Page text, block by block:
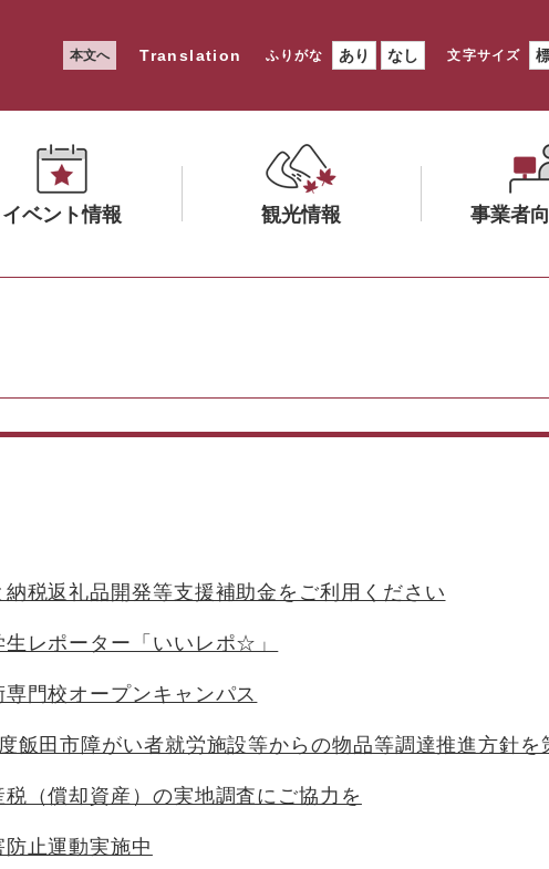
本文へ Translation ふりがな あり なし 文字サイズ
イベント情報 観光情報
を
事業者
を
納税返礼品開発等支援補助金をご利用ください
生レポーター「いいレポ☆」
門校オープンキャンパス
飯田市障がい者就労施設等からの物品等調達推進方針を
税（償却資産）の実地調査にご協力を
防止運動実施中